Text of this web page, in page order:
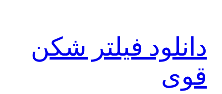
دانلود فیلتر شکن
قوی